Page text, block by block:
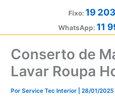
Fixo: 19
WhatsApp: 11
Conserto de
Lavar Roupa
PorService Tec Interior |28/01/2025